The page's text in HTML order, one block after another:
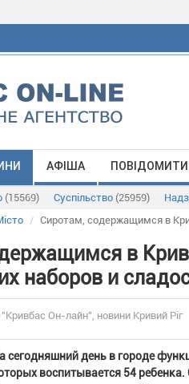
АФІША
(15569) Суспільство (25959)
Сиротам, содержащимся в
в
наборов и
Он-лайн", новини Кривий Ріг
сегодняшний день в городе
воспитывается 54